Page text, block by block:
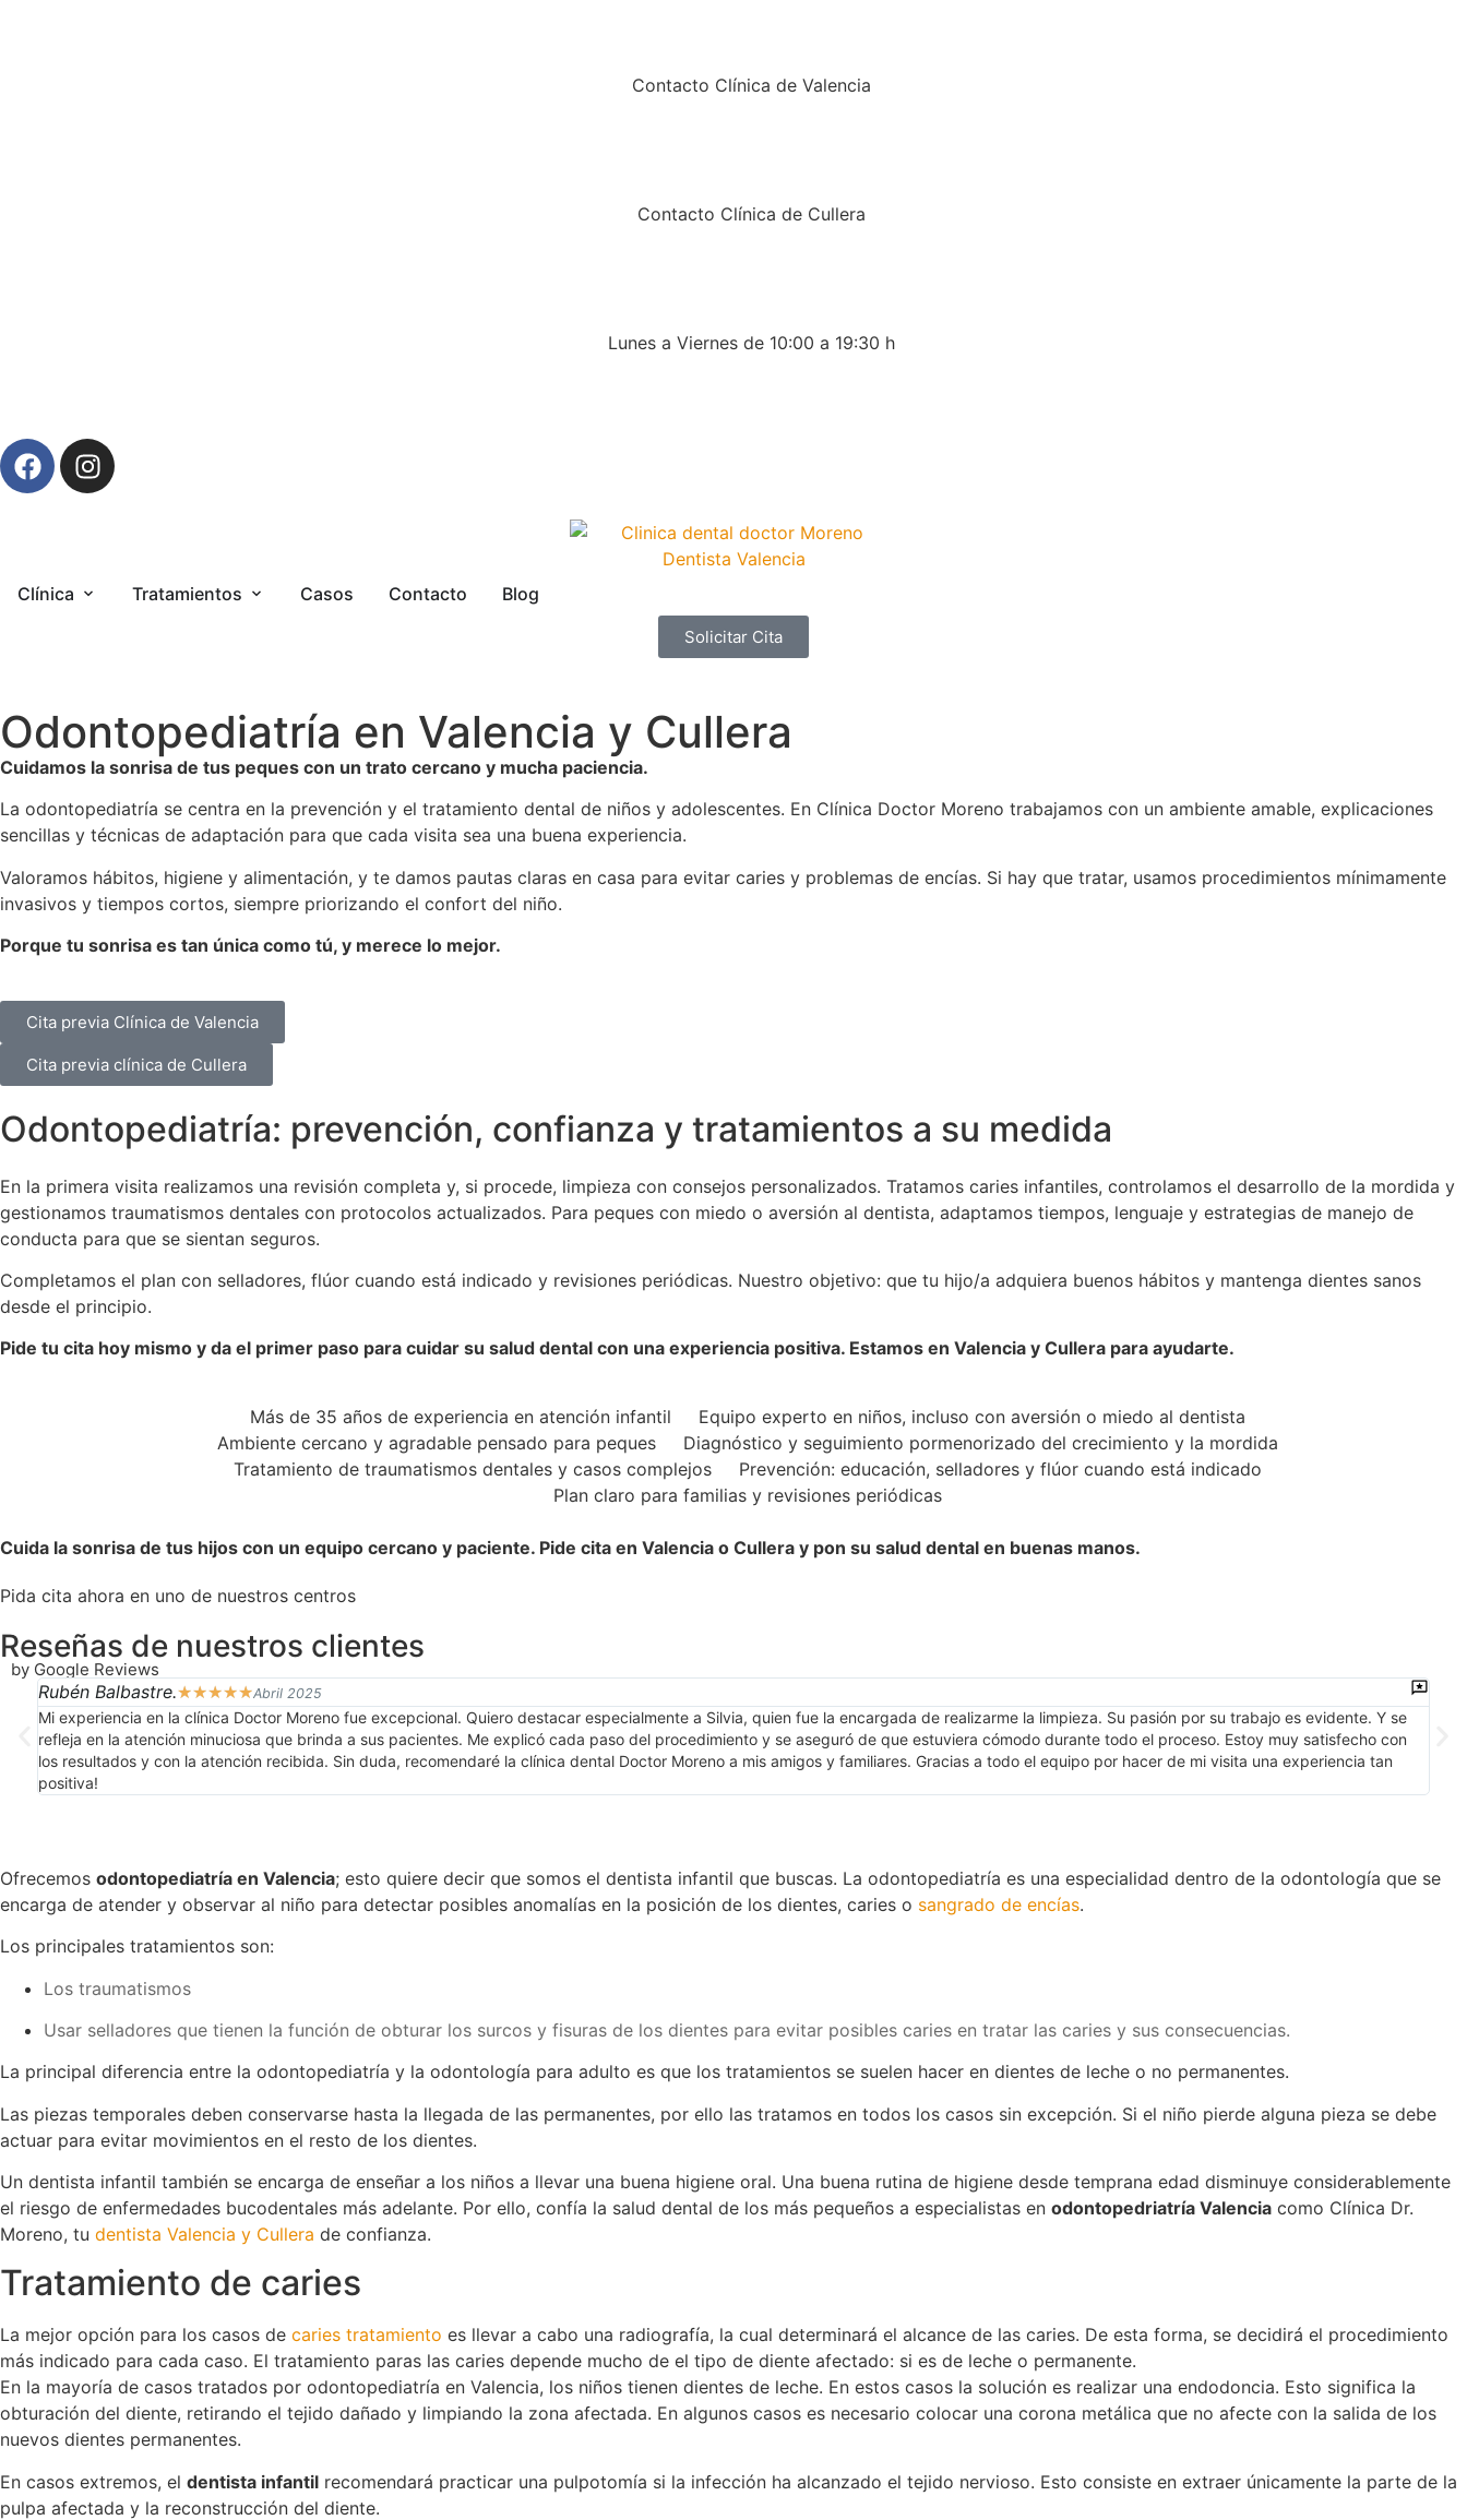
Contacto Clínica de Valencia
Contacto Clínica de Cullera
Lunes a Viernes de 10:00 a 19:30 h
Clínica Tratamientos Casos Contacto Blog
Solicitar Cita
Odontopediatría en Valencia y Cullera
Cuidamos la sonrisa de tus peques con un trato cercano y mucha paciencia.
La odontopediatría se centra en la prevención y el tratamiento dental de niños y adolescentes. En Clínica Doctor Moreno trabajamos con un ambiente amable, explicaciones
sencillas y técnicas de adaptación para que cada visita sea una buena experiencia.
Valoramos hábitos, higiene y alimentación, y te damos pautas claras en casa para evitar caries y problemas de encías. Si hay que tratar, usamos procedimientos mínimamente
invasivos y tiempos cortos, siempre priorizando el confort del niño.
Porque tu sonrisa es tan única como tú, y merece lo mejor.
Cita previa Clínica de Valencia
Cita previa clínica de Cullera
Odontopediatría: prevención, confianza y tratamientos a su medida
En la primera visita realizamos una revisión completa y, si procede, limpieza con consejos personalizados. Tratamos caries infantiles, controlamos el desarrollo de la mordida y
gestionamos traumatismos dentales con protocolos actualizados. Para peques con miedo o aversión al dentista, adaptamos tiempos, lenguaje y estrategias de manejo de
conducta para que se sientan seguros.
Completamos el plan con selladores, flúor cuando está indicado y revisiones periódicas. Nuestro objetivo: que tu hijo/a adquiera buenos hábitos y mantenga dientes sanos
desde el principio.
Pide tu cita hoy mismo y da el primer paso para cuidar su salud dental con una experiencia positiva. Estamos en Valencia y Cullera para ayudarte.
Más de 35 años de experiencia en atención infantil
Equipo experto en niños, incluso con aversión o miedo al dentista
Ambiente cercano y agradable pensado para peques
Diagnóstico y seguimiento pormenorizado del crecimiento y la mordida
Tratamiento de traumatismos dentales y casos complejos
Prevención: educación, selladores y flúor cuando está indicado
Plan claro para familias y revisiones periódicas
Cuida la sonrisa de tus hijos con un equipo cercano y paciente. Pide cita en Valencia o Cullera y pon su salud dental en buenas manos.
Pida cita ahora en uno de nuestros centros
Reseñas de nuestros clientes
by Google Reviews
Rubén Balbastre.☆☆☆☆☆Abril 2025
Mi experiencia en la clínica Doctor Moreno fue excepcional. Quiero destacar especialmente a Silvia, quien fue la encargada de realizarme la limpieza. Su pasión por su trabajo es evidente. Y se
refleja en la atención minuciosa que brinda a sus pacientes. Me explicó cada paso del procedimiento y se aseguró de que estuviera cómodo durante todo el proceso. Estoy muy satisfecho con
los resultados y con la atención recibida. Sin duda, recomendaré la clínica dental Doctor Moreno a mis amigos y familiares. Gracias a todo el equipo por hacer de mi visita una experiencia tan
positiva!
Ofrecemos odontopediatría en Valencia; esto quiere decir que somos el dentista infantil que buscas. La odontopediatría es una especialidad dentro de la odontología que se
encarga de atender y observar al niño para detectar posibles anomalías en la posición de los dientes, caries o sangrado de encías.
Los principales tratamientos son:
Los traumatismos
Usar selladores que tienen la función de obturar los surcos y fisuras de los dientes para evitar posibles caries en tratar las caries y sus consecuencias.
La principal diferencia entre la odontopediatría y la odontología para adulto es que los tratamientos se suelen hacer en dientes de leche o no permanentes.
Las piezas temporales deben conservarse hasta la llegada de las permanentes, por ello las tratamos en todos los casos sin excepción. Si el niño pierde alguna pieza se debe
actuar para evitar movimientos en el resto de los dientes.
Un dentista infantil también se encarga de enseñar a los niños a llevar una buena higiene oral. Una buena rutina de higiene desde temprana edad disminuye considerablemente
el riesgo de enfermedades bucodentales más adelante. Por ello, confía la salud dental de los más pequeños a especialistas en odontopedriatría Valencia como Clínica Dr.
Moreno, tu dentista Valencia y Cullera de confianza.
Tratamiento de caries
La mejor opción para los casos de caries tratamiento es llevar a cabo una radiografía, la cual determinará el alcance de las caries. De esta forma, se decidirá el procedimiento
más indicado para cada caso. El tratamiento paras las caries depende mucho de el tipo de diente afectado: si es de leche o permanente.
En la mayoría de casos tratados por odontopediatría en Valencia, los niños tienen dientes de leche. En estos casos la solución es realizar una endodoncia. Esto significa la
obturación del diente, retirando el tejido dañado y limpiando la zona afectada. En algunos casos es necesario colocar una corona metálica que no afecte con la salida de los
nuevos dientes permanentes.
En casos extremos, el dentista infantil recomendará practicar una pulpotomía si la infección ha alcanzado el tejido nervioso. Esto consiste en extraer únicamente la parte de la
pulpa afectada y la reconstrucción del diente.